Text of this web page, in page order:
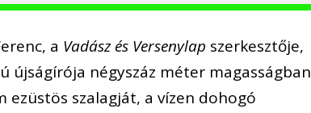
a Vadász és Versenylap szerkesztője,
újságírója négyszáz méter magasságban
szalagját, a vízen dohogó